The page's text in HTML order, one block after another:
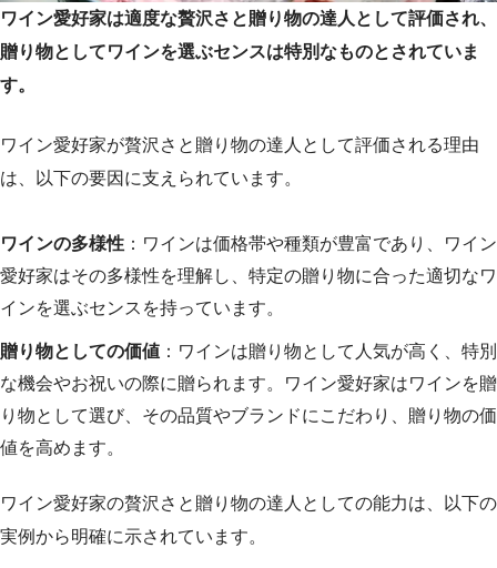
ワイン愛好家は適度な贅沢さと贈り物の達人として評価され、
贈り物としてワインを選ぶセンスは特別なものとされていま
す。
ワイン愛好家が贅沢さと贈り物の達人として評価される理由
は、以下の要因に支えられています。
ワインの多様性 ：ワインは価格帯や種類が豊富であり、ワイン
愛好家はその多様性を理解し、特定の贈り物に合った適切なワ
インを選ぶセンスを持っています。
贈り物としての価値 ：ワインは贈り物として人気が高く、特別
な機会やお祝いの際に贈られます。ワイン愛好家はワインを贈
り物として選び、その品質やブランドにこだわり、贈り物の価
値を高めます。
ワイン愛好家の贅沢さと贈り物の達人としての能力は、以下の
実例から明確に示されています。